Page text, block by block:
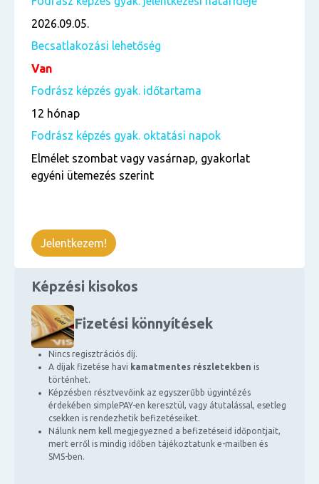
Képzési kisokos
Fizetési könnyítések
Nincs regisztrációs díj.
A díjak fizetése havi kamatmentes részletekben is
történhet.
Képzésben résztvevőink az egyszerűbb ügyintézés
érdekében simplePAY-en keresztül, vagy átutalással, esetleg
csekken is rendezhetik befizetéseiket.
Nálunk nem kell megjegyezned a befizetéseid időpontjait,
mert erről is mindig időben tájékoztatunk e-mailben és
SMS-ben.
2026.09.05.
Becsatlakozási lehetőség
Van
Fodrász képzés gyak. időtartama
12 hónap
Fodrász képzés gyak. oktatási napok
Elmélet szombat vagy vasárnap, gyakorlat
egyéni ütemezés szerint
Jelentkezem!